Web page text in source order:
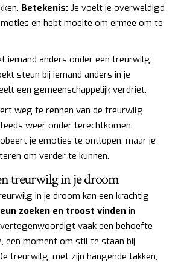
Betekenis: Je voelt je overweldigd
en hebt moeite om ermee om te
iemand anders onder een treurwilg.
steun bij iemand anders in je
een gemeenschappelijk verdriet.
weg te rennen van de treurwilg,
weer onder terechtkomen.
je emoties te ontlopen, maar je
om verder te kunnen.
treurwilg in je droom
in je droom kan een krachtig
zoeken en troost vinden in
vaak een behoefte
een moment om stil te staan bij
treurwilg, met zijn hangende takken,